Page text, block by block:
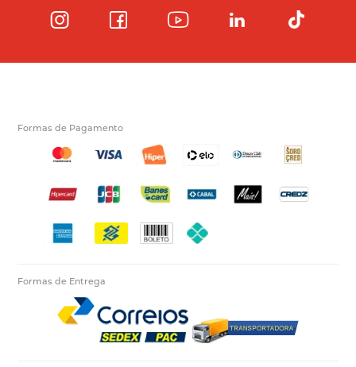
Formas de Pagamento
Formas de Entrega